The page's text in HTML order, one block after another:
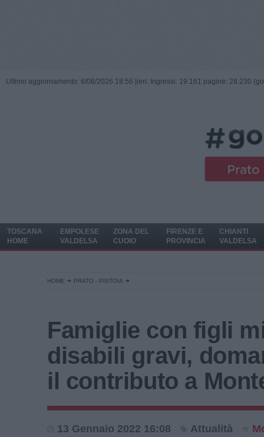
Ultimo aggiornamento: 6/08/2026 18:56 | ieri: Ingressi: 19.161 pagine: 28.230
TOSCANA
HOME
EMPOLESE
VALDELSA
ZONA DEL
CUOIO
FIRENZE E
PROVINCIA
CHIANTI
VALDELSA
HOME PRATO - PISTOIA
Famiglie con figli
disabili gravi,
il contributo a
13 Gennaio 2022 16:08 Attualità